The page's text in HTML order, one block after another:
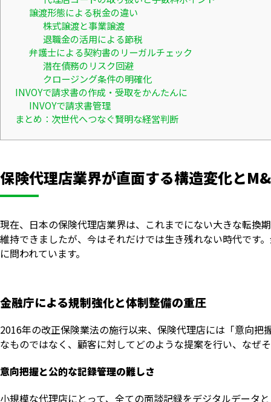
譲渡形態による税金の違い
株式譲渡と事業譲渡
退職金の活用による節税
弁護士による契約書のリーガルチェック
潜在債務のリスク回避
クロージング条件の明確化
INVOYで請求書の作成・受取をかんたんに
INVOYで請求書管理
まとめ：次世代へつなぐ賢明な経営判断
保険代理店業界が直面する構造変化と
現在、日本の保険代理店業界は、これまでにない大きな転換
維持できましたが、今はそれだけでは生き残れない時代です
に問われています。
金融庁による規制強化と体制整備の重圧
2016年の改正保険業法の施行以来、保険代理店には「意向
なものではなく、顧客に対してどのような提案を行い、なぜ
意向把握と公的な記録管理の難しさ
小規模な代理店にとって、全ての面談記録をデジタルデータ